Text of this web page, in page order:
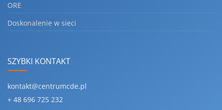
ORE
Doskonalenie w sieci
SZYBKI KONTAKT
kontakt@centrumcde.pl
+ 48 696 725 232